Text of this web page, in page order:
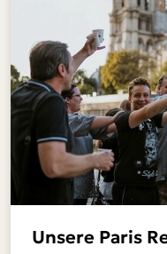
Unsere Paris